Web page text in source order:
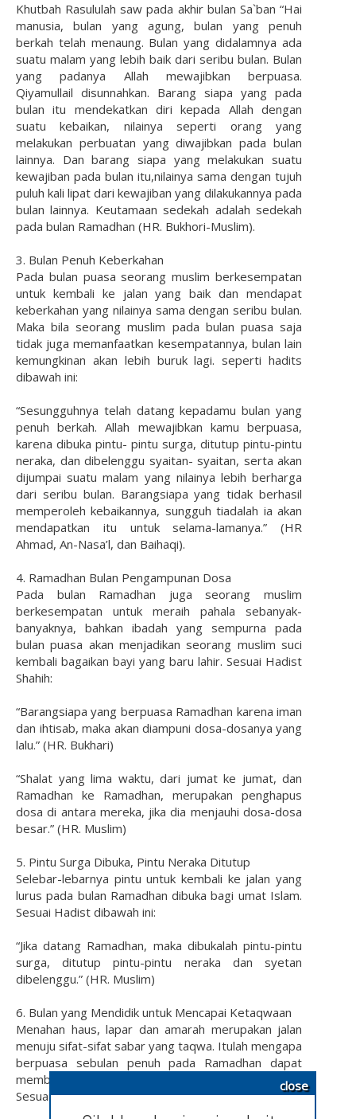
close
Khutbah Rasululah saw pada akhir bulan Sa`ban “Hai
manusia, bulan yang agung, bulan yang penuh
berkah telah menaung. Bulan yang didalamnya ada
suatu malam yang lebih baik dari seribu bulan. Bulan
yang padanya Allah mewajibkan berpuasa.
Qiyamullail disunnahkan. Barang siapa yang pada
bulan itu mendekatkan diri kepada Allah dengan
suatu kebaikan, nilainya seperti orang yang
melakukan perbuatan yang diwajibkan pada bulan
lainnya. Dan barang siapa yang melakukan suatu
kewajiban pada bulan itu,nilainya sama dengan tujuh
puluh kali lipat dari kewajiban yang dilakukannya pada
bulan lainnya. Keutamaan sedekah adalah sedekah
pada bulan Ramadhan (HR. Bukhori-Muslim).
3. Bulan Penuh Keberkahan
Pada bulan puasa seorang muslim berkesempatan
untuk kembali ke jalan yang baik dan mendapat
keberkahan yang nilainya sama dengan seribu bulan.
Maka bila seorang muslim pada bulan puasa saja
tidak juga memanfaatkan kesempatannya, bulan lain
kemungkinan akan lebih buruk lagi. seperti hadits
dibawah ini:
“Sesungguhnya telah datang kepadamu bulan yang
penuh berkah. Allah mewajibkan kamu berpuasa,
karena dibuka pintu- pintu surga, ditutup pintu-pintu
neraka, dan dibelenggu syaitan- syaitan, serta akan
dijumpai suatu malam yang nilainya lebih berharga
dari seribu bulan. Barangsiapa yang tidak berhasil
memperoleh kebaikannya, sungguh tiadalah ia akan
mendapatkan itu untuk selama-lamanya.” (HR
Ahmad, An-Nasa’l, dan Baihaqi).
4. Ramadhan Bulan Pengampunan Dosa
Pada bulan Ramadhan juga seorang muslim
berkesempatan untuk meraih pahala sebanyak-
banyaknya, bahkan ibadah yang sempurna pada
bulan puasa akan menjadikan seorang muslim suci
kembali bagaikan bayi yang baru lahir. Sesuai Hadist
Shahih:
“Barangsiapa yang berpuasa Ramadhan karena iman
dan ihtisab, maka akan diampuni dosa-dosanya yang
lalu.” (HR. Bukhari)
“Shalat yang lima waktu, dari jumat ke jumat, dan
Ramadhan ke Ramadhan, merupakan penghapus
dosa di antara mereka, jika dia menjauhi dosa-dosa
besar.” (HR. Muslim)
5. Pintu Surga Dibuka, Pintu Neraka Ditutup
Selebar-lebarnya pintu untuk kembali ke jalan yang
lurus pada bulan Ramadhan dibuka bagi umat Islam.
Sesuai Hadist dibawah ini:
“Jika datang Ramadhan, maka dibukalah pintu-pintu
surga, ditutup pintu-pintu neraka dan syetan
dibelenggu.” (HR. Muslim)
6. Bulan yang Mendidik untuk Mencapai Ketaqwaan
Menahan haus, lapar dan amarah merupakan jalan
menuju sifat-sifat sabar yang taqwa. Itulah mengapa
berpuasa sebulan penuh pada Ramadhan dapat
membimbing umat Islam mencapai ketaqwaan.
Sesuai surat dalam Al-Quran yang artinya: